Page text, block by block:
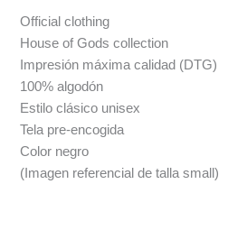
Official clothing
House of Gods collection
Impresión máxima calidad (DTG)
100% algodón
Estilo clásico unisex
Tela pre-encogida
Color negro
(Imagen referencial de talla small)